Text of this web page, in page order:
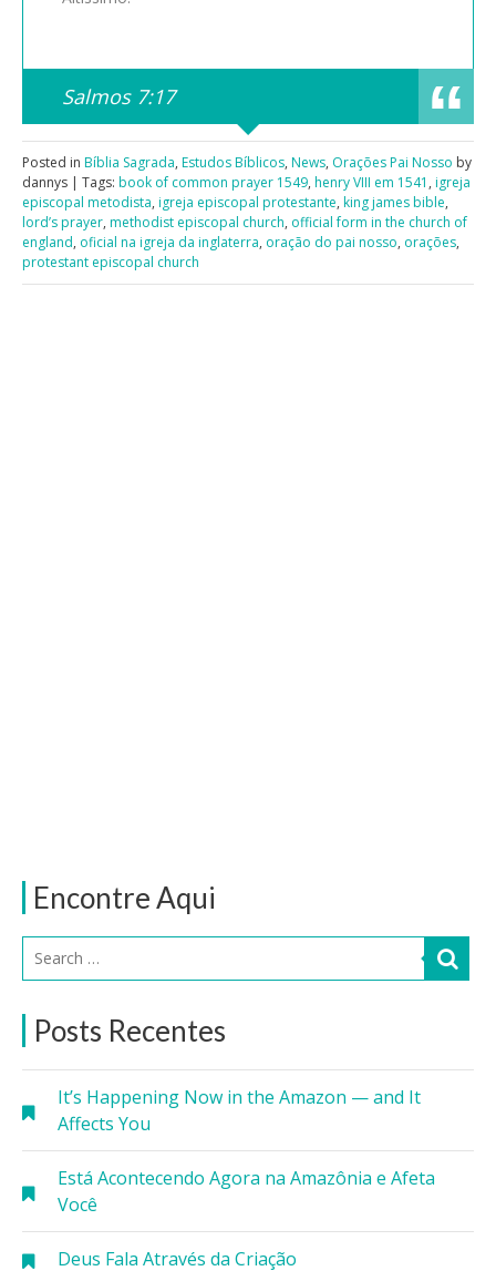
Encontre Aqui
Posts Recentes
It’s Happening Now in the Amazon — and It
Affects You
Está Acontecendo Agora na Amazônia e Afeta
Você
Deus Fala Através da Criação
Salmos 7:17
Posted in Bíblia Sagrada, Estudos Bíblicos, News, Orações Pai Nosso by
dannys | Tags: book of common prayer 1549, henry VIII em 1541 , igreja
episcopal metodista, igreja episcopal protestante, king james bible,
lord’s prayer, methodist episcopal church, official form in the church of
england, oficial na igreja da inglaterra, oração do pai nosso, orações,
protestant episcopal church